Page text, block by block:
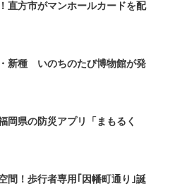
直方市がマンホールカードを配
新種 いのちのたび博物館が発
県の防災アプリ「まもるく
間！歩行者専用｢因幡町通り｣誕